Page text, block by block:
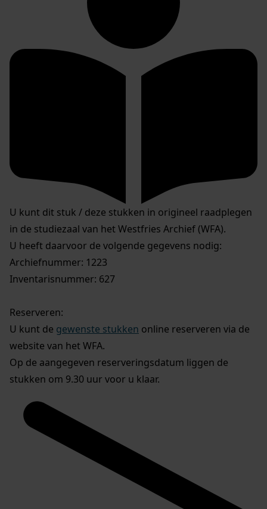
U kunt dit stuk / deze stukken in origineel raadplegen
in de studiezaal van het Westfries Archief (WFA).
U heeft daarvoor de volgende gegevens nodig:
Archiefnummer: 1223
Inventarisnummer: 627
Reserveren:
U kunt de gewenste stukken online reserveren via de
website van het WFA.
Op de aangegeven reserveringsdatum liggen de
stukken om 9.30 uur voor u klaar.